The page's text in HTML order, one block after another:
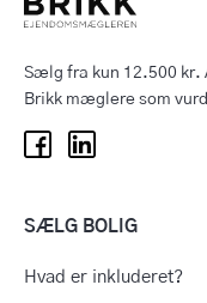
Sælg fra kun 12.500 kr.
Brikk mæglere som
SÆLG BOLIG
Hvad er inkluderet?